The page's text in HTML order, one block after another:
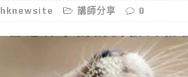
講師分享 0